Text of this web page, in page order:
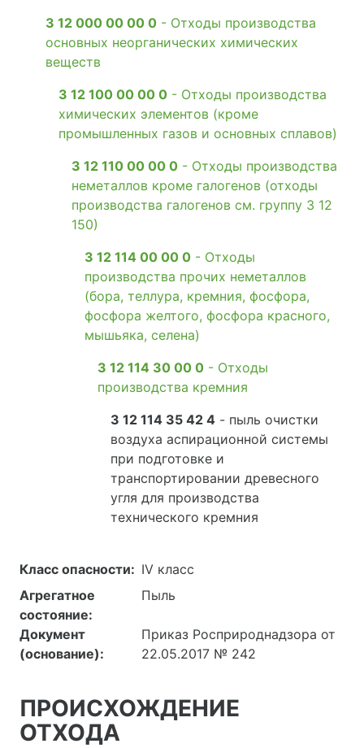
3 12 000 00 00 0 - Отходы производства
основных неорганических химических
веществ
3 12 100 00 00 0 - Отходы производства
химических элементов (кроме
промышленных газов и основных сплавов)
3 12 110 00 00 0 - Отходы производства
неметаллов кроме галогенов (отходы
производства галогенов см. группу 3 12
150)
3 12 114 00 00 0 - Отходы
производства прочих неметаллов
(бора, теллура, кремния, фосфора,
фосфора желтого, фосфора красного,
мышьяка, селена)
3 12 114 30 00 0 - Отходы
производства кремния
3 12 114 35 42 4 - пыль очистки
воздуха аспирационной системы
при подготовке и
транспортировании древесного
угля для производства
технического кремния
Класс опасности: IV класс
Агрегатное
состояние:
Пыль
Документ
(основание):
Приказ Росприроднадзора от
22.05.2017 № 242
ПРОИСХОЖДЕНИЕ
ОТХОДА